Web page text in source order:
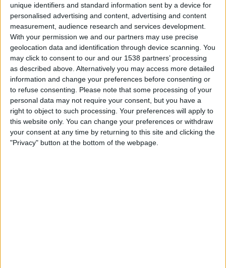
unique identifiers and standard information sent by a device for
personalised advertising and content, advertising and content
measurement, audience research and services development.
With your permission we and our partners may use precise
geolocation data and identification through device scanning. You
may click to consent to our and our 1538 partners’ processing
as described above. Alternatively you may access more detailed
information and change your preferences before consenting or
to refuse consenting. Please note that some processing of your
personal data may not require your consent, but you have a
right to object to such processing. Your preferences will apply to
this website only. You can change your preferences or withdraw
your consent at any time by returning to this site and clicking the
"Privacy" button at the bottom of the webpage.
INSTITUT D'ESTUDIS CATALANS
"Ens cal un finançament compartit per
institucions de totes les terres de parla
catalana"
Entrevista a M. Teresa Cabré, presidenta electa de l'IEC
Per Àlex Milian